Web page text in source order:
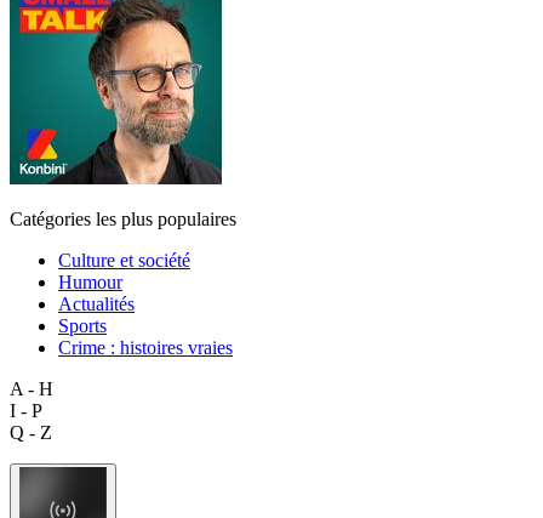
Catégories les plus populaires
Culture et société
Humour
Actualités
Sports
Crime : histoires vraies
A - H
I - P
Q - Z